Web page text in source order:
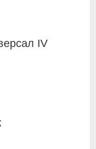
IV